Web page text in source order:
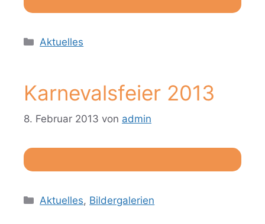
Kategorien
Aktuelles
Karnevalsfeier 2013
8. Februar 2013 von admin
Kategorien
Aktuelles, Bildergalerien